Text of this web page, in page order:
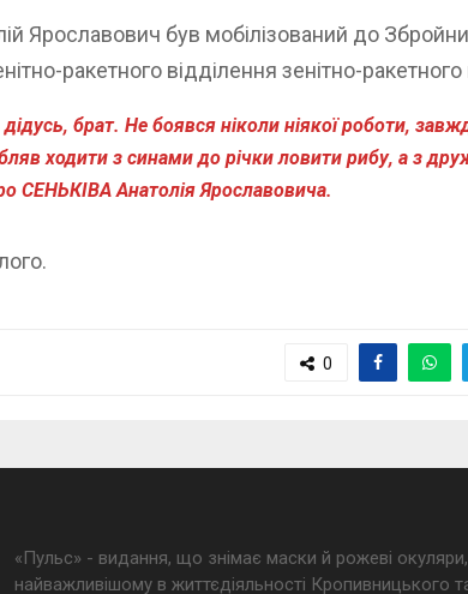
Ярославович був мобілізований до
ракетного відділення зенітно-
брат. Не боявся ніколи ніякої роботи,
ходити з синами до річки ловити рибу, а з
СЕНЬКІВА Анатолія Ярославовича.
0
«Пульс» - видання, що знімає маски й рожеві
найважливішому в життєдіяльності Кропивницького